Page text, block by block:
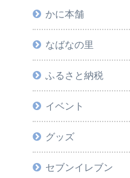
かに本舗
なばなの里
ふるさと納税
イベント
グッズ
セブンイレブン